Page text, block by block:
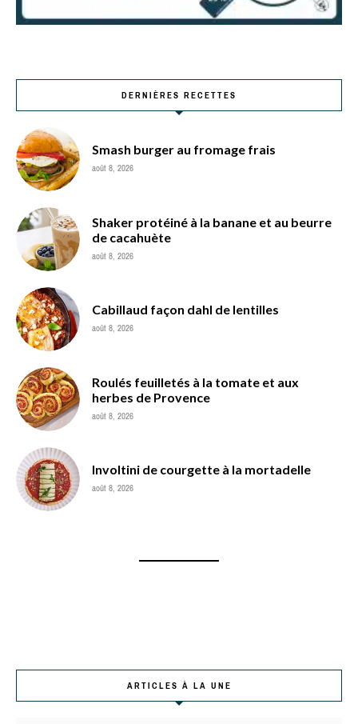
DERNIÈRES RECETTES
Smash burger au fromage frais
août 8, 2026
Shaker protéiné à la banane et au beurre
de cacahuète
août 8, 2026
Cabillaud façon dahl de lentilles
août 8, 2026
Roulés feuilletés à la tomate et aux
herbes de Provence
août 8, 2026
Involtini de courgette à la mortadelle
août 8, 2026
ARTICLES À LA UNE